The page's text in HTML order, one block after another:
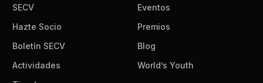
SECV
Hazte Socio
Boletín SECV
Actividades
Eventos
Premios
Blog
World’s Youth